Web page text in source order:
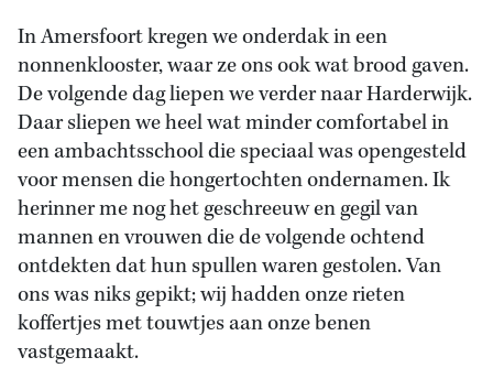
In Amersfoort kregen we onderdak in een
nonnenklooster, waar ze ons ook wat brood gaven.
De volgende dag liepen we verder naar Harderwijk.
Daar sliepen we heel wat minder comfortabel in
een ambachtsschool die speciaal was opengesteld
voor mensen die hongertochten ondernamen. Ik
herinner me nog het geschreeuw en gegil van
mannen en vrouwen die de volgende ochtend
ontdekten dat hun spullen waren gestolen. Van
ons was niks gepikt; wij hadden onze rieten
koffertjes met touwtjes aan onze benen
vastgemaakt.